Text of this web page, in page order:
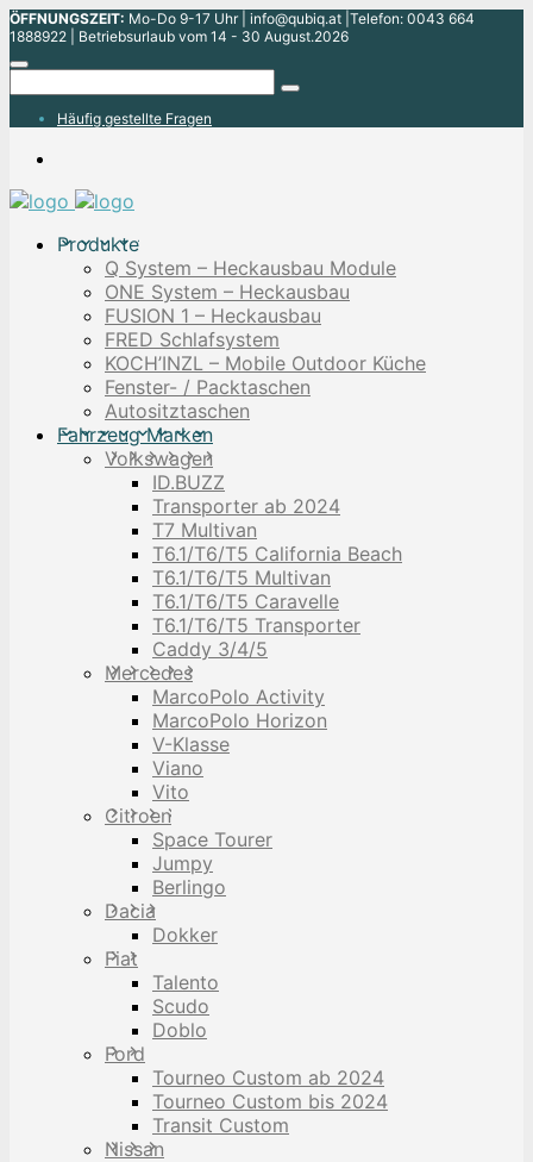
ÖFFNUNGSZEIT: Mo-Do 9-17 Uhr | info@qubiq.at |Telefon: 0043 664
1888922 | Betriebsurlaub vom 14 - 30 August.2026
Häufig gestellte Fragen
Produkte
Q System – Heckausbau Module
ONE System – Heckausbau
FUSION 1 – Heckausbau
FRED Schlafsystem
KOCH’INZL – Mobile Outdoor Küche
Fenster- / Packtaschen
Autositztaschen
Fahrzeug Marken
Volkswagen
ID.BUZZ
Transporter ab 2024
T7 Multivan
T6.1/T6/T5 California Beach
T6.1/T6/T5 Multivan
T6.1/T6/T5 Caravelle
T6.1/T6/T5 Transporter
Caddy 3/4/5
Mercedes
MarcoPolo Activity
MarcoPolo Horizon
V-Klasse
Viano
Vito
Citroen
Space Tourer
Jumpy
Berlingo
Dacia
Dokker
Fiat
Talento
Scudo
Doblo
Ford
Tourneo Custom ab 2024
Tourneo Custom bis 2024
Transit Custom
Nissan